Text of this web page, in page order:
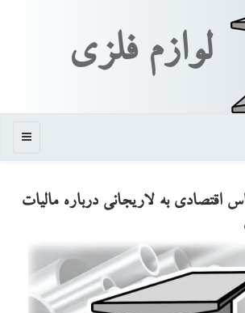
لوازم فلزی
منو
كارشناس اقتصادی به لاریجانی درباره مالیات